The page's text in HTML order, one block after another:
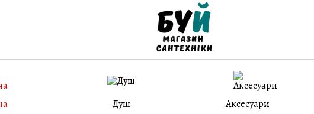
Душ Аксесуари